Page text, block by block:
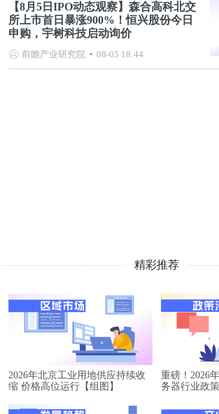
【8月5日IPO动态观察】森合高科北交
所上市首日暴涨900%！恒兴股份今日
申购，宇树科技启动询价
前瞻产业研究院 08-05 18:44
精彩推荐
2026年北京工业用地供应持续收
缩 价格高位运行【组图】
重磅！2026
务器行业政